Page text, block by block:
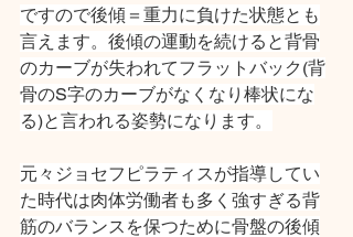
ですので後傾＝重力に負けた状態とも
言えます。後傾の運動を続けると背骨
のカーブが失われてフラットバック(背
骨のS字のカーブがなくなり棒状にな
る)と言われる姿勢になります。
元々ジョセフピラティスが指導してい
た時代は肉体労働者も多く強すぎる背
筋のバランスを保つために骨盤の後傾